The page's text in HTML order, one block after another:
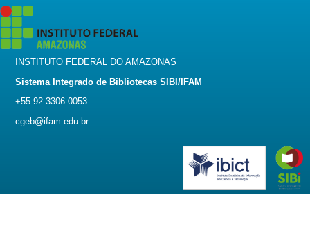
INSTITUTO FEDERAL DO AMAZONAS
Sistema Integrado de Bibliotecas SIBI/IFAM
+55 92 3306-0053
cgeb@ifam.edu.br